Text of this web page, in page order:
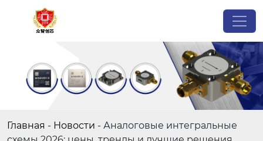
Главная - Новости - Аналоговые интегральные